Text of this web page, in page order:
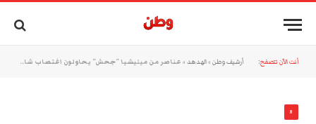
أنت الآن تتصفح: أرشيف وطن »الهدهد » عناصر من ميليشيا “جحش” يحاولون اغتصاب شاب عراقي سني لأن اسمه “عمر” فقط “فيديو”
8